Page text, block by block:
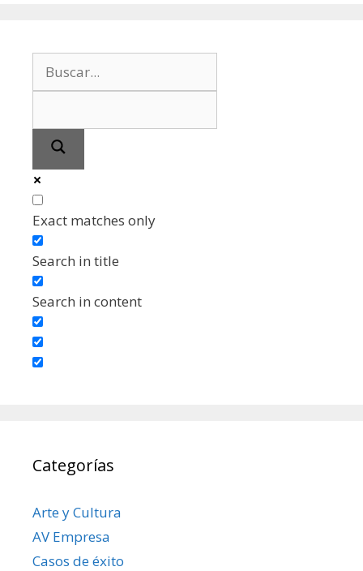
Exact matches only
Search in title
Search in content
Categorías
Arte y Cultura
AV Empresa
Casos de éxito